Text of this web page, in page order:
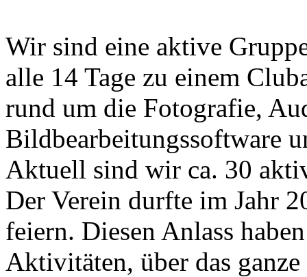
Wir sind eine aktive
alle 14 Tage zu einem
rund um die Fotografie,
Bildbearbeitungssoftware
Aktuell sind wir ca. 30
Der Verein durfte im Jahr
feiern. Diesen Anlass
Aktivitäten, über das